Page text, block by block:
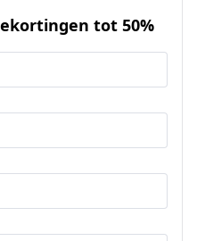
tot 50%